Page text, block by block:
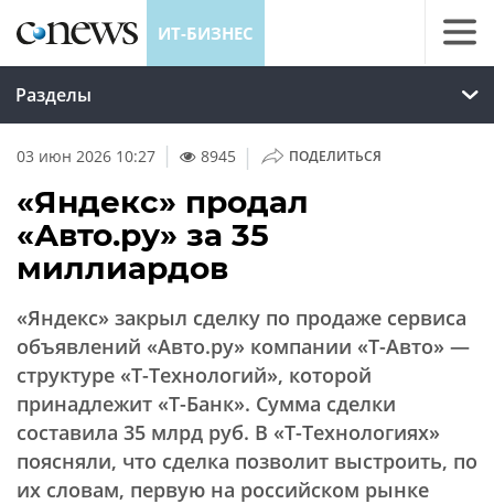
ИТ-БИЗНЕС
Разделы
03 июн 2026 10:27 8945 | ПОДЕЛИТЬСЯ
«Яндекс» продал
«Авто.ру» за 35
миллиардов
«Яндекс» закрыл сделку по продаже сервиса
объявлений «Авто.ру» компании «Т-Авто» —
структуре «Т-Технологий», которой
принадлежит «Т-Банк». Сумма сделки
составила 35 млрд руб. В «Т-Технологиях»
поясняли, что сделка позволит выстроить, по
их словам, первую на российском рынке